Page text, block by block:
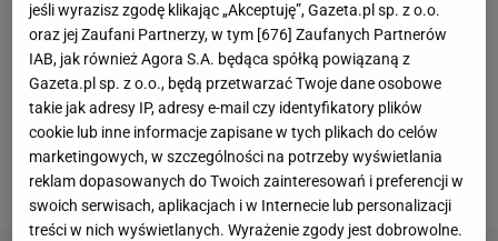
zawodnikFC Koelnzdążył odpowiedzieć, głos zabrał
Jan Urban. - Może nie przyjadą - zażartował
selekcjoner. Choć przed nami być może
najważniejszymeczw kwalifikacjach do
przyszłorocznego mundialu, nastroje w drużynie
narodowej dopisują.
jeśli wyrazisz zgodę klikając „Akceptuję”, Gazeta.pl sp. z o.o.
oraz jej Zaufani Partnerzy, w tym [676] Zaufanych Partnerów
IAB, jak również Agora S.A. będąca spółką powiązaną z
Gazeta.pl sp. z o.o., będą przetwarzać Twoje dane osobowe
takie jak adresy IP, adresy e-mail czy identyfikatory plików
cookie lub inne informacje zapisane w tych plikach do celów
marketingowych, w szczególności na potrzeby wyświetlania
reklam dopasowanych do Twoich zainteresowań i preferencji w
swoich serwisach, aplikacjach i w Internecie lub personalizacji
treści w nich wyświetlanych. Wyrażenie zgody jest dobrowolne.